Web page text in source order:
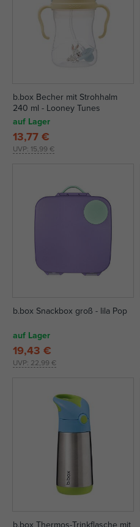
b.box Becher mit Strohhalm
240 ml - Looney Tunes
auf Lager
UVP: 15,99 €
13,77 €
b.box Snackbox groß - lila Pop
auf Lager
UVP: 22,99 €
19,43 €
b.box Thermos-Trinkflasche mit